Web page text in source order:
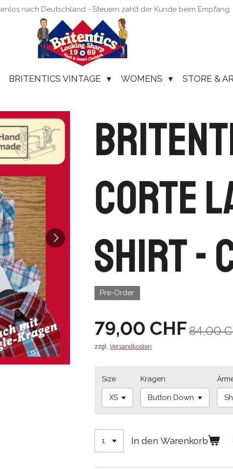
nach Deutschland - Steuern zahlt der Kunde beim Empfang.
BRITENTICS VINTAGE WOMENS STORE &
Corte
Shirt -
Pre-Order
79,00 CHF84,00
zzgl. Versandkosten
Size Kragen
In den Warenkorb